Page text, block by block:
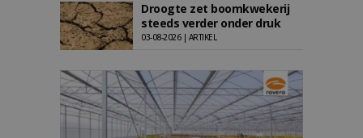
Droogte zet boomkwekerij
steeds verder onder druk
03-08-2026 | ARTIKEL